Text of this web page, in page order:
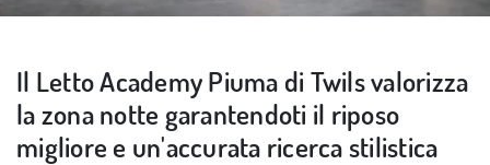
Il Letto Academy Piuma di Twils valorizza
la zona notte garantendoti il riposo
migliore e un'accurata ricerca stilistica